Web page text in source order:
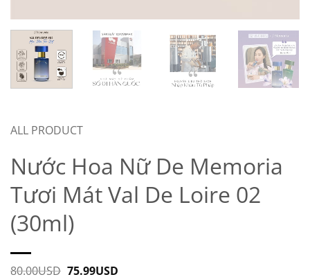
ALL PRODUCT
Nước Hoa Nữ De Memoria
Tươi Mát Val De Loire 02
(30ml)
80.00USD Original
75.99USD